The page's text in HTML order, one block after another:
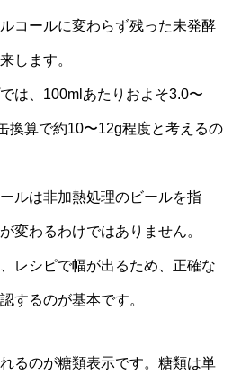
コールに変わらず残った未発酵
します。
は、100mlあたりおよそ3.0〜
換算で約10〜12g程度と考えるの
ルは非加熱処理のビールを指
変わるわけではありません。
レシピで幅が出るため、正確な
するのが基本です。
るのが糖類表示です。糖類は単